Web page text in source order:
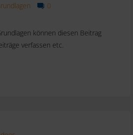
0
können diesen Beitrag
verfassen etc.